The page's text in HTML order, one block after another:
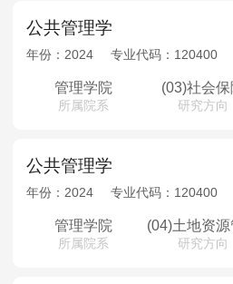
MTA旅游管理
院校库 考试报名 招生政策
考试真题
报考经验 招生简章
公共管理学
年份： 2024 专业代码： 120400
管理学院
所属院系
(03)社会
研究方向
公共管理学
年份： 2024 专业代码： 120400
管理学院
所属院系
(04)土地资源
研究方向